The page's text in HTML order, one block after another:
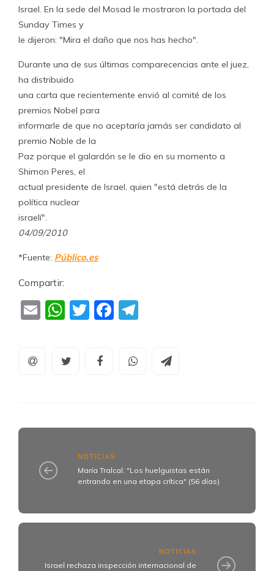
Israel. En la sede del Mosad le mostraron la portada del
Sunday Times y
le dijeron: "Mira el daño que nos has hecho".
Durante una de sus últimas comparecencias ante el juez,
ha distribuido
una carta que recientemente envió al comité de los
premios Nobel para
informarle de que no aceptaría jamás ser candidato al
premio Noble de la
Paz porque el galardón se le dio en su momento a
Shimon Peres, el
actual presidente de Israel, quien "está detrás de la
política nuclear
israelí".
04/09/2010
*Fuente: Público.es
Compartir:
EmailWhatsApp
TwitterFacebook
NOTICIAS
María Tralcal: "Los huelguistas están
entrando en una etapa crítica" (56 días)
NOTICIAS
Israel rechaza inspección internacional de